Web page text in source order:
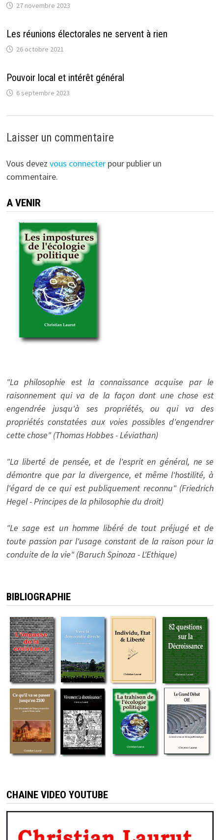
27 novembre 2023
Les réunions électorales ne servent à rien
26 octobre 2021
Pouvoir local et intérêt général
6 septembre 2023
Laisser un commentaire
Vous devez vous connecterpour publier un
commentaire.
A VENIR
"La philosophie est la connaissance acquise par le
raisonnement qui va de la façon dont une chose est
engendrée jusqu'à ses propriétés, ou qui va des
propriétés constatées aux voies possibles d'engendrer
cette chose" (Thomas Hobbes - Léviathan)
"La liberté de pensée, et de l'esprit en général, ne se
démontre que par la divergence, et même l'hostilité, à
l'égard de ce qui est publiquement reconnu" (Friedrich
Hegel - Principes de la philosophie du droit)
"Le sage est un homme libéré de tout préjugé et de
toute passion par l'usage constant de la raison pour la
conduite de la vie" (Baruch Spinoza - L'Ethique)
BIBLIOGRAPHIE
CHAINE VIDEO YOUTUBE